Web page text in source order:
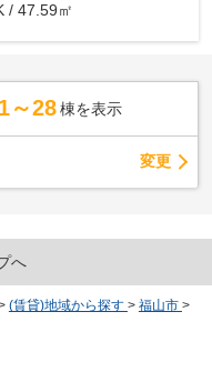
/ 47.59㎡
1～28 棟を表示
変更
へ
(賃貸)地域から探す > 福山市 >